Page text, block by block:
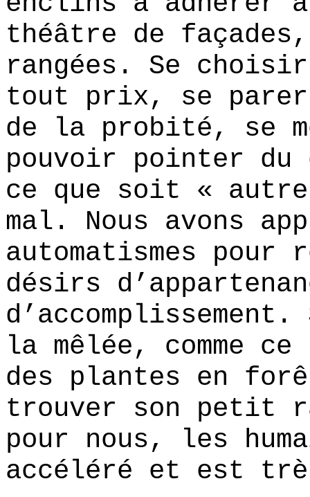
théâtre de
rangées. Se
tout prix, se parer
de la probité, se
pouvoir pointer
ce que soit «
mal. Nous avons
automatismes pour
désirs
la mêlée, comme
des plantes en
trouver son petit
pour nous, les
accéléré et est